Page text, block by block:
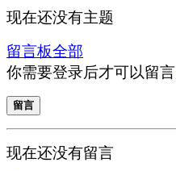
现在还没有主题
留言板全部
你需要登录后才可以留言
留言
现在还没有留言